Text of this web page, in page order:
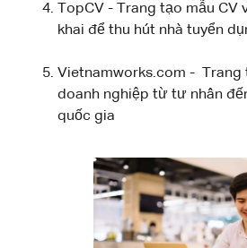
TopCV - Trang tạo mẫu CV
khai để thu hút nhà tuyển
Vietnamworks.com - Trang
doanh nghiệp từ tư nhân
quốc gia